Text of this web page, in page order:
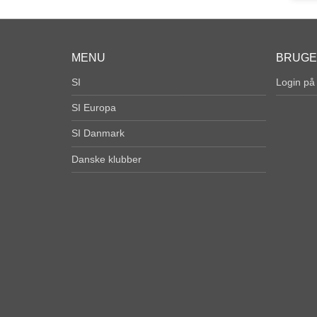
MENU
SI
SI Europa
SI Danmark
Danske klubber
Login på